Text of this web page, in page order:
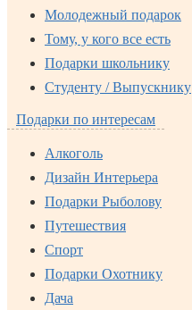
Молодежный подарок
Тому, у кого все есть
Подарки школьнику
Студенту / Выпускнику
Подарки по интересам
Алкоголь
Дизайн Интерьера
Подарки Рыболову
Путешествия
Спорт
Подарки Охотнику
Дача